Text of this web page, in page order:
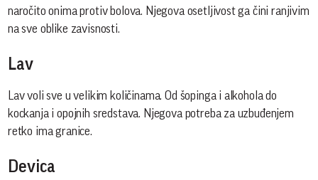
naročito onima protiv bolova. Njegova osetljivost ga čini ranjivim
na sve oblike zavisnosti.
Lav
Lav voli sve u velikim količinama. Od šopinga i alkohola do
kockanja i opojnih sredstava. Njegova potreba za uzbuđenjem
retko ima granice.
Devica